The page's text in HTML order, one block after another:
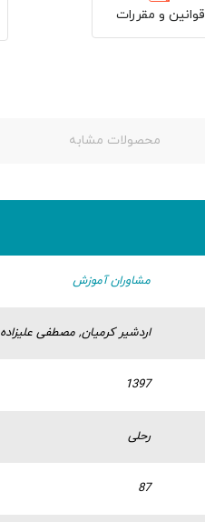
قوانین و مقررات
محصولات مشابه
مشاوران آموزش
اردشیر کرمیان, مصطفی علیزاده
1397
رحلی
87